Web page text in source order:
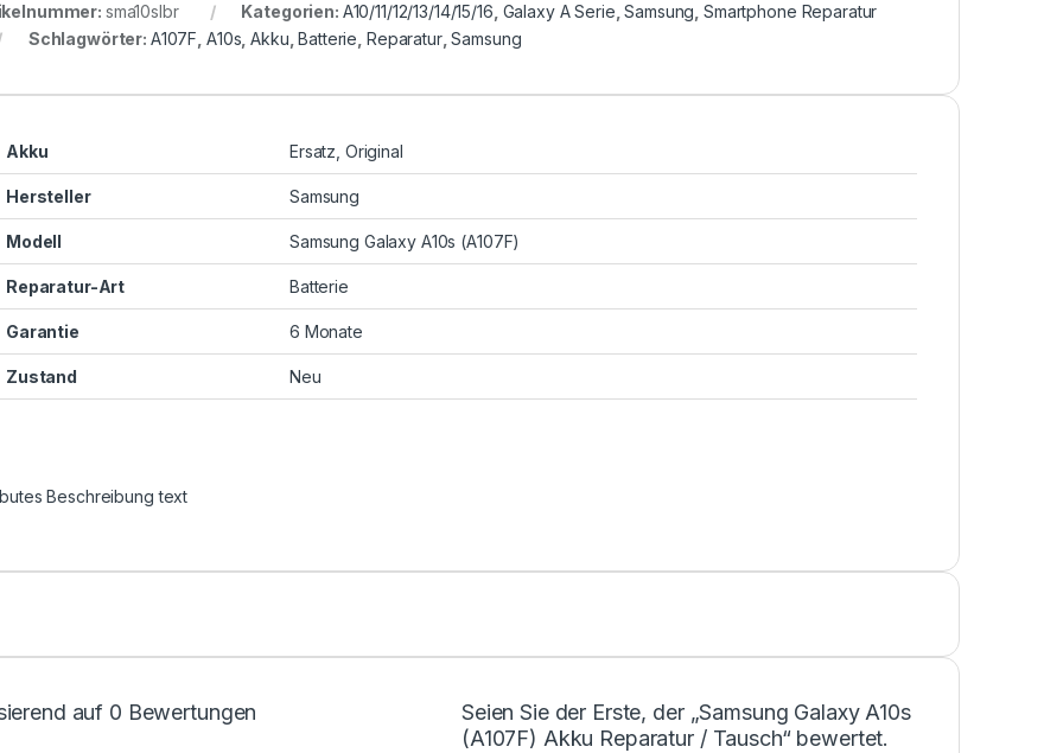
sma10slbr Kategorien: A10/11/12/13/14/15/16 Galaxy A Serie ,Samsung ,Smartphone Reparatur
Schlagwörter: A107F A10s ,Akku ,Batterie Reparatur,Samsung
Akku Ersatz, Original
Hersteller Samsung
Modell Samsung Galaxy A10s (A107F)
Reparatur-Art Batterie
Garantie 6 Monate
Zustand Neu
Beschreibung text
auf 0 Bewertungen
Seien Sie der Erste, der „Samsung Galaxy A10s
(A107F) Akku Reparatur / Tausch“ bewertet.